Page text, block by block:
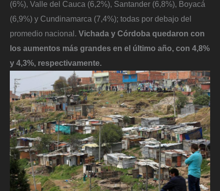
(6%), Valle del Cauca (6,2%), Santander (6,8%), Boyacá
(6,9%) y Cundinamarca (7,4%); todas por debajo del
promedio nacional. Vichada y Córdoba quedaron con
los aumentos más grandes en el último año, con 4,8%
y 4,3%, respectivamente.